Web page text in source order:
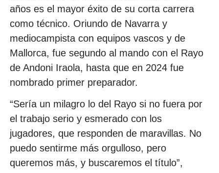
años es el mayor éxito de su corta carrera
como técnico. Oriundo de Navarra y
mediocampista con equipos vascos y de
Mallorca, fue segundo al mando con el Rayo
de Andoni Iraola, hasta que en 2024 fue
nombrado primer preparador.
“Sería un milagro lo del Rayo si no fuera por
el trabajo serio y esmerado con los
jugadores, que responden de maravillas. No
puedo sentirme más orgulloso, pero
queremos más, y buscaremos el título”,